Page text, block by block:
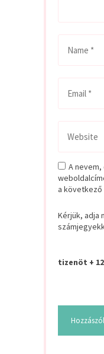
A nevem,
a következő
Kérjük, adja
tizenöt +